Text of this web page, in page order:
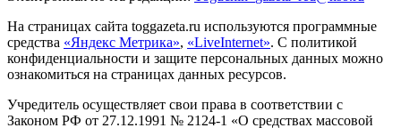
На страницах сайта toggazeta.ru используются программные
средства «Яндекс Метрика», «LiveInternet». С политикой
конфиденциальности и защите персональных данных можно
ознакомиться на страницах данных ресурсов.
Учредитель осуществляет свои права в соответствии с
Законом РФ от 27.12.1991 № 2124-1 «О средствах массовой